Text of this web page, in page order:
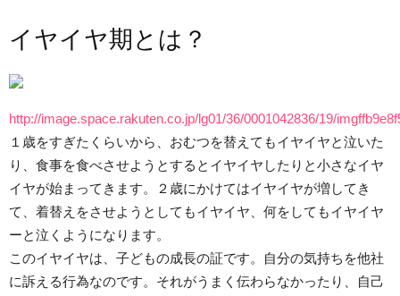
イヤイヤ期とは？
http://image.space.rakuten.co.jp/lg01/36/0001042836/19/
１歳をすぎたくらいから、おむつを替えてもイヤイヤと泣いた
り、食事を食べさせようとするとイヤイヤしたりと小さなイヤ
イヤが始まってきます。２歳にかけてはイヤイヤが増してき
て、着替えをさせようとしてもイヤイヤ、何をしてもイヤイヤ
ーと泣くようになります。
このイヤイヤは、子どもの成長の証です。自分の気持ちを他社
に訴える行為なのです。それがうまく伝わらなかったり、自己